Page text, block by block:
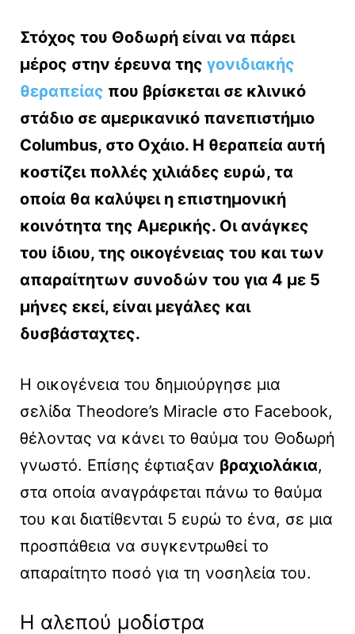
Στόχος του Θοδωρή είναι να πάρει
μέρος στην έρευνα της γονιδιακής
θεραπείας που βρίσκεται σε κλινικό
στάδιο σε αμερικανικό πανεπιστήμιο
Columbus, στο Οχάιο. Η θεραπεία αυτή
κοστίζει πολλές χιλιάδες ευρώ, τα
οποία θα καλύψει η επιστημονική
κοινότητα της Αμερικής. Οι ανάγκες
του ίδιου, της οικογένειας του και των
απαραίτητων συνοδών του για 4 με 5
μήνες εκεί, είναι μεγάλες και
δυσβάσταχτες.
Η οικογένεια του δημιούργησε μια
σελίδα Theodore’s Miracle στο Facebook,
θέλοντας να κάνει το θαύμα του Θοδωρή
γνωστό. Επίσης έφτιαξαν βραχιολάκια,
στα οποία αναγράφεται πάνω το θαύμα
του και διατίθενται 5 ευρώ το ένα, σε μια
προσπάθεια να συγκεντρωθεί το
απαραίτητο ποσό για τη νοσηλεία του.
Η αλεπού μοδίστρα